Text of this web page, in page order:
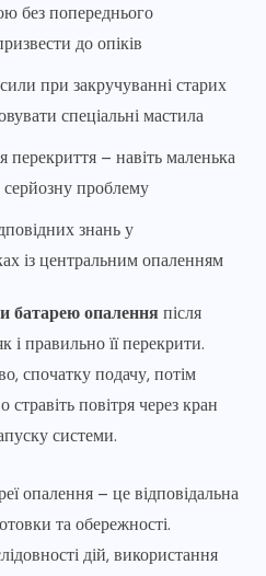
без попереднього
до опіків
при закручуванні старих
спеціальні мастила
перекриття – навіть маленька
проблему
знань у
із центральним опаленням
батарею опаленняпісля
і правильно її перекрити.
спочатку подачу, потім
стравіть повітря через кран
системи.
опалення – це відповідальна
та обережності.
дій, використання